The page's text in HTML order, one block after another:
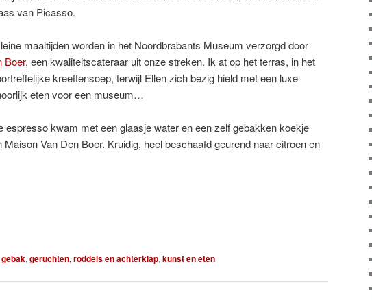
van Picasso.
maaltijden worden in het Noordbrabants Museum verzorgd door
Boer, een kwaliteitscateraar uit onze streken. Ik at op het terras, in het
kreeftensoep, terwijl Ellen zich bezig hield met een luxe
eten voor een museum…
espresso kwam met een glaasje water en een zelf gebakken koekje
Maison Van Den Boer. Kruidig, heel beschaafd geurend naar citroen en
, geruchten, roddels en achterklap, kunst en eten